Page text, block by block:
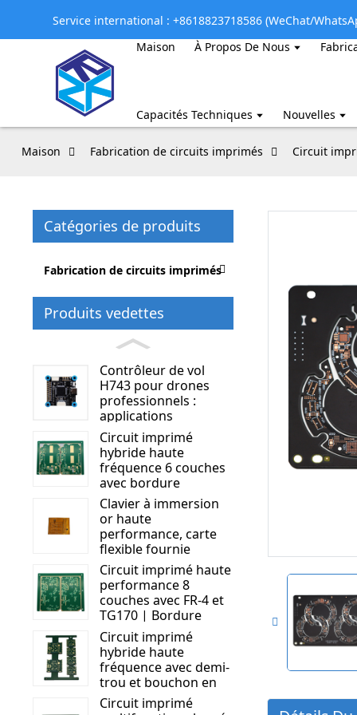
Service international : +8618823718586 (WeChat/
Maison
À Propos De Nous
Capacités Techniques Nouvelles
Maison Fabrication de circuits imprimés Circuit
Catégories de produits
Fabrication de circuits imprimés
Produits vedettes
Contrôleur de vol
H743 pour drones
professionnels :
applications
d’inspection, de
sécurité et de gestion
du trafic.
Circuit imprimé
hybride haute
fréquence 6 couches
avec bordure
métallique | Rogers
RO4350B + S1000 - 2M
| Circuit imprimé
haute performance
Clavier à immersion
or haute
performance, carte
flexible fournie
Circuit imprimé haute
performance 8
couches avec FR-4 et
TG170 | Bordure
métallique et trous
pour bouchons de
masque de soudure |
Solution de circuit
avancée
Circuit imprimé
hybride haute
fréquence avec demi-
trou et bouchon en
résine | Optimisé
Circuit imprimé